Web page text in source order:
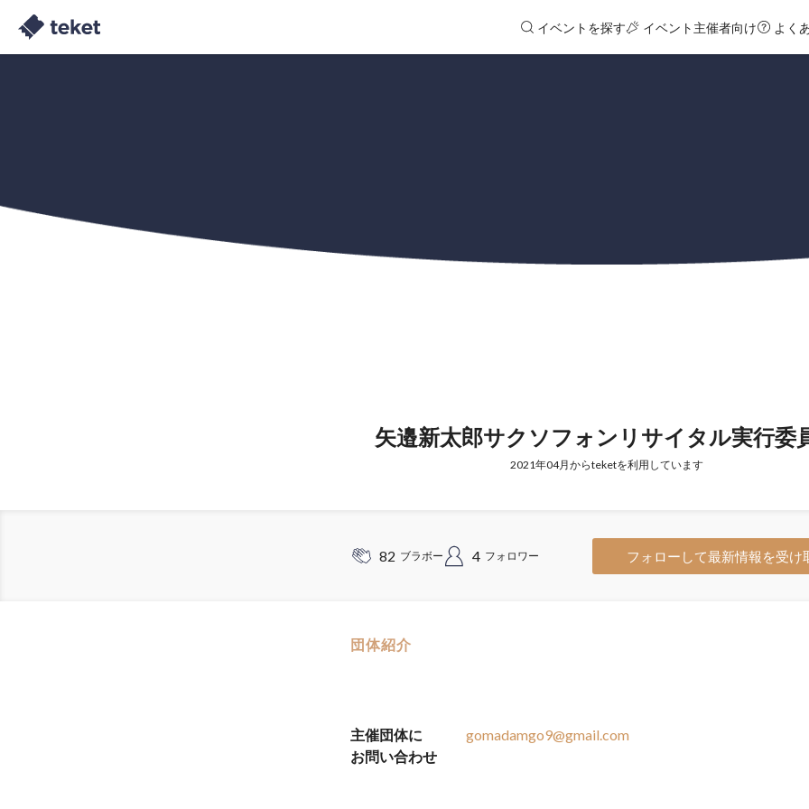
イベントを探す イベント主催者向け よく
矢邉新太郎サクソフォンリサイタル実行委
2021年04月からteketを利用しています
82 ブラボー 4 フォロワー フォローして最新情報を受け
団体紹介
主催団体に
お問い合わせ
gomadamgo9@gmail.com